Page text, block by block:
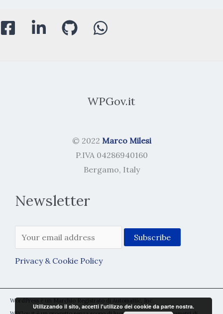
WPGov.it
© 2022 Marco Milesi
P.IVA 04286940160
Bergamo, Italy
Newsletter
Privacy & Cookie Policy
WordPress è un Marchio Registrato di Automattic, Inc.
Utilizzando il sito, accetti l'utilizzo dei cookie da parte nostra.